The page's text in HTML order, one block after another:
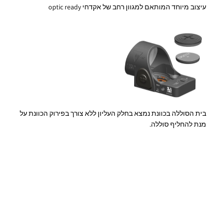
עיצוב מיוחד המותאם למגוון רחב של אקדחי optic ready
בית הסוללה בכוונת נמצא בחלק העליון ללא צורך בפירוק הכוונת על
מנת להחליף סוללה.